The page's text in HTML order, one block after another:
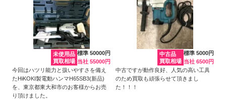
未使用品
買取相場
標準 50000円
当社 55000円
今回はハツリ能力と扱いやすさを備え
たHiKOKI製電動ハンマH65SB3(新品)
を、東京都東大和市のお客様からお売
り頂けました。
中古品
買取相場
標準 5000円
当社 6500円
中古ですが動作良好、人気の高い工具
のため買取も頑張らせて頂きまし
た！！！